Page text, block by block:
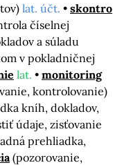
lat. účt.
skontro
číselnej
a súladu
v pokladničnej
lat.
monitoring
kontrolovanie)
kníh, dokladov,
údaje, zisťovanie
prehliadka,
(pozorovanie,